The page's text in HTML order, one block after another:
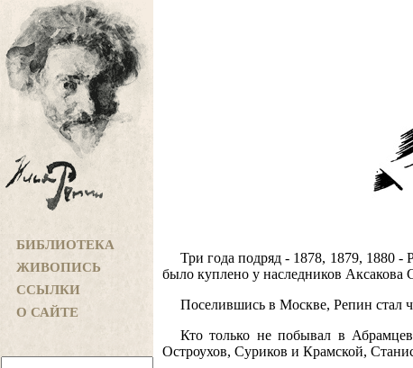
БИБЛИОТЕКА
ЖИВОПИСЬ
ССЫЛКИ
О САЙТЕ
Три года подряд - 1878, 1879, 1880
было куплено у наследников
Поселившись в Москве, Репин стал
Кто только не побывал в
Остроухов, Суриков и Крамской,